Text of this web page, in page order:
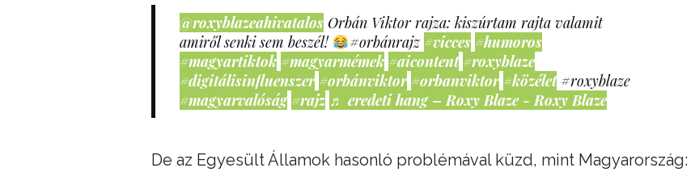
@roxyblazeahivatalos Orbán Viktor rajza: kiszúrtam rajta valamit
amiről senki sem beszél!
#orbánrajz #vicces #humoros
#magyartiktok #magyarmémek #aicontent #roxyblaze
#digitálisinfluenszer #orbánviktor #orbanviktor #közélet #roxyblaze
#magyarvalóság #rajz ♬ eredeti hang – Roxy Blaze - Roxy Blaze
De az Egyesült Államok hasonló problémával küzd, mint Magyarország: